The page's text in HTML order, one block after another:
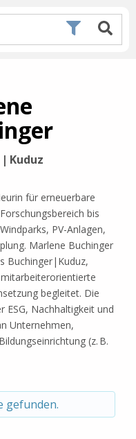
Kuduz
für erneuerbare
bis
PV-Anlagen,
Marlene Buchinger
Buchinger|Kuduz,
begleitet. Die
ESG, Nachhaltigkeit und
Unternehmen,
(z. B.
gefunden.